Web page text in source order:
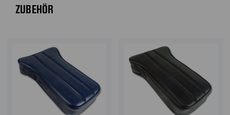
ZUBEHÖR